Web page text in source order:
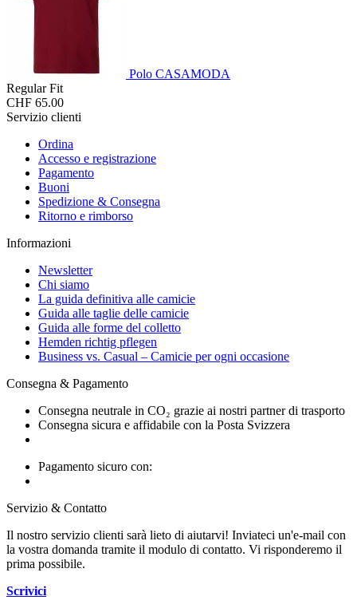
Polo CASAMODA
Regular Fit
CHF 65.00
Servizio clienti
Ordina
Accesso e registrazione
Pagamento
Buoni
Spedizione & Consegna
Ritorno e rimborso
Informazioni
Newsletter
Chi siamo
La guida definitiva alle camicie
Guida alle taglie delle camicie
Guida alle forme del colletto
Hemden richtig pflegen
Business vs. Casual – Camicie per ogni occasione
Consegna & Pagamento
Consegna neutrale in CO₂ grazie ai nostri partner di trasporto
Consegna sicura e affidabile con la Posta Svizzera
Pagamento sicuro con:
Servizio & Contatto
Il nostro servizio clienti sarà lieto di aiutarvi! Inviateci un'e-mail con
la vostra domanda tramite il modulo di contatto. Vi risponderemo il
prima possibile.
Scrivici